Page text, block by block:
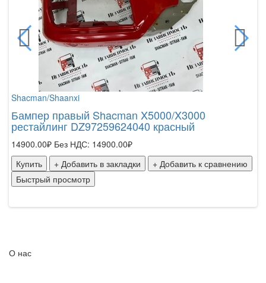
Shacman/Shaanxi
Бампер правый Shacman X5000/X3000
рестайлинг DZ97259624040 красный
14900.00₽ Без НДС: 14900.00₽
Купить
+ Добавить в закладки
+ Добавить к сравнению
Быстрый просмотр
О нас